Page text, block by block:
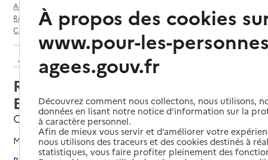
Accueil
Résidences autonomie par département
Aude (11)
Castelnaudary
Résidence autonomie Pierre Esteve
Retour aux résultats de l'annuaire
Résidence autonomie Pierre
Esteve
Castelnaudary, AUDE
Mis à jour le17/10/2025
À propos des cookies
www.pour-les-
agees.gouv.fr
Découvrez comment nous collectons, nous utilisons,
données en lisant notre notice d’information sur la
à caractère personnel.
Afin de mieux vous servir et d’améliorer votre
nous utilisons des traceurs et des cookies destinés à
statistiques, vous faire profiter pleinement des